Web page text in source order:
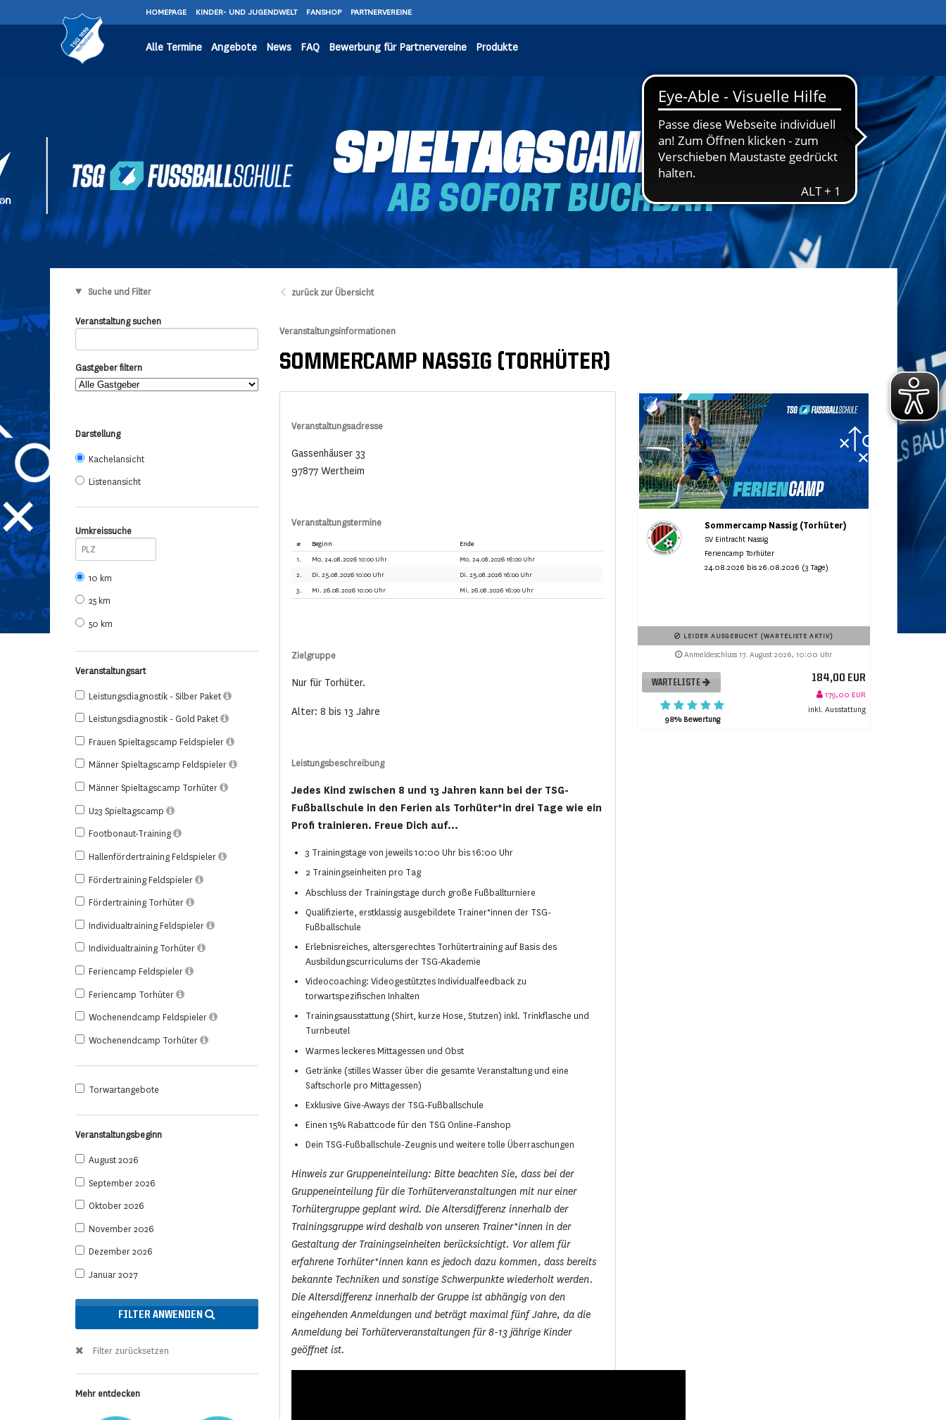
HOMEPAGE KINDER- UND JUGENDWELT FANSHOP PARTNERVEREINE
Alle Termine Angebote News FAQ Bewerbung für Partnervereine Produkte
Suche und Filter
Veranstaltung suchen
Gastgeber filtern
Darstellung
Kachelansicht
Listenansicht
Umkreissuche
10 km
25 km
50 km
Veranstaltungsart
Leistungsdiagnostik - Silber Paket
Leistungsdiagnostik - Gold Paket
Frauen Spieltagscamp Feldspieler
Männer Spieltagscamp Feldspieler
Männer Spieltagscamp Torhüter
U23 Spieltagscamp
Footbonaut-Training
Hallenfördertraining Feldspieler
Fördertraining Feldspieler
Fördertraining Torhüter
Individualtraining Feldspieler
Individualtraining Torhüter
Feriencamp Feldspieler
Feriencamp Torhüter
Wochenendcamp Feldspieler
Wochenendcamp Torhüter
Torwartangebote
Veranstaltungsbeginn
August 2026
September 2026
Oktober 2026
November 2026
Dezember 2026
Januar 2027
FILTER ANWENDEN
Filter zurücksetzen
Mehr entdecken
zurück zur Übersicht
Veranstaltungsinformationen
SOMMERCAMP NASSIG (TORHÜTER)
Veranstaltungsadresse
Gassenhäuser 33
97877 Wertheim
Veranstaltungstermine
# Beginn
Ende
1.
Mo. 24.08.2026 10:00 Uhr
Mo. 24.08.2026 16:00 Uhr
2.
Di. 25.08.2026 10:00 Uhr
Di. 25.08.2026 16:00 Uhr
3.
Mi. 26.08.2026 10:00 Uhr Mi. 26.08.2026 16:00 Uhr
Zielgruppe
Nur für Torhüter.
Alter: 8 bis 13 Jahre
Leistungsbeschreibung
Jedes Kind zwischen 8 und 13 Jahren kann bei der TSG-
Fußballschule in den Ferien als Torhüter*in drei Tage wie ein
Profi trainieren. Freue Dich auf...
3 Trainingstage von jeweils 10:00 Uhr bis 16:00 Uhr
2 Trainingseinheiten pro Tag
Abschluss der Trainingstage durch große Fußballturniere
Qualifizierte, erstklassig ausgebildete Trainer*innen der TSG-
Fußballschule
Erlebnisreiches, altersgerechtes Torhütertraining auf Basis des
Ausbildungscurriculums der TSG-Akademie
Videocoaching: Videogestütztes Individualfeedback zu
torwartspezifischen Inhalten
Trainingsausstattung (Shirt, kurze Hose, Stutzen) inkl. Trinkflasche und
Turnbeutel
Warmes leckeres Mittagessen und Obst
Getränke (stilles Wasser über die gesamte Veranstaltung und eine
Saftschorle pro Mittagessen)
Exklusive Give-Aways der TSG-Fußballschule
Einen 15% Rabattcode für den TSG Online-Fanshop
Dein TSG-Fußballschule-Zeugnis und weitere tolle Überraschungen
Hinweis zur Gruppeneinteilung: Bitte beachten Sie, dass bei der
Gruppeneinteilung für die Torhüterveranstaltungen mit nur einer
Torhütergruppe geplant wird. Die Altersdifferenz innerhalb der
Trainingsgruppe wird deshalb von unseren Trainer*innen in der
Gestaltung der Trainingseinheiten berücksichtigt. Vor allem für
erfahrene Torhüter*innen kann es jedoch dazu kommen, dass bereits
bekannte Techniken und sonstige Schwerpunkte wiederholt werden.
Die Altersdifferenz innerhalb der Gruppe ist abhängig von den
eingehenden Anmeldungen und beträgt maximal fünf Jahre, da die
Anmeldung bei Torhüterveranstaltungen für 8-13 jährige Kinder
geöffnet ist.
Sommercamp Nassig (Torhüter)
SV Eintracht Nassig
Feriencamp Torhüter
24.08.2026 bis 26.08.2026 (3 Tage)
LEIDER AUSGEBUCHT (WARTELISTE AKTIV)
Anmeldeschluss 17. August 2026, 10:00 Uhr
WARTELISTE
98% Bewertung
184,00 EUR
179,00 EUR
inkl. Ausstattung